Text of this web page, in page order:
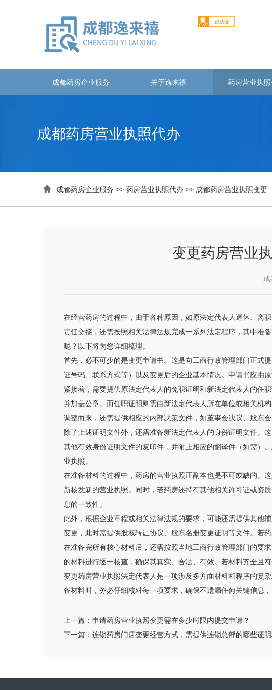
成都药房企业服务 关于逸来禧 药房营业执
成都药房营业执照代办
 成都药房企业服务 >> 药房营业执照代办 >> 成都药房营业执照变更
变更药房营业
在经营药房的过程中，由于各种原因，如原法定代表人退休、离
责任交接，还需按照相关法律法规完成一系列法定程序，其中准
呢？以下将为您详细梳理。
首先，必不可少的是变更申请书。这是向工商行政管理部门正式
证号码、联系方式等）以及变更后的企业基本情况。申请书应由
紧接着，需要提供原法定代表人的免职证明和新法定代表人的任
并加盖公章。而任职证明则需由新法定代表人所在单位或相关机
调整而来，还需提供相应的内部决策文件，如董事会决议、股东
除了上述证明文件外，还需准备新法定代表人的身份证明文件。
其他有效身份证明文件的复印件，并附上相应的翻译件（如需）
业执照。
在准备材料的过程中，药房的营业执照正副本也是不可或缺的。
新核发新的营业执照。同时，若药房还持有其他相关许可证或资
息的一致性。
此外，根据企业章程或相关法律法规的要求，可能还需提供其他
变更，此时需提供股权转让协议、股东名册变更证明等文件。若
在准备完所有核心材料后，还需按照当地工商行政管理部门的要
的材料进行逐一核查，确保其真实、合法、有效。若材料齐全且
变更药房营业执照法定代表人是一项涉及多方面材料和程序的复
备材料时，务必仔细核对每一项要求，确保不遗漏任何关键信息
上一篇： 申请药房营业执照变更需在多少时限内提交申请？
下一篇： 连锁药房门店变更经营方式，需提供连锁总部的哪些证明